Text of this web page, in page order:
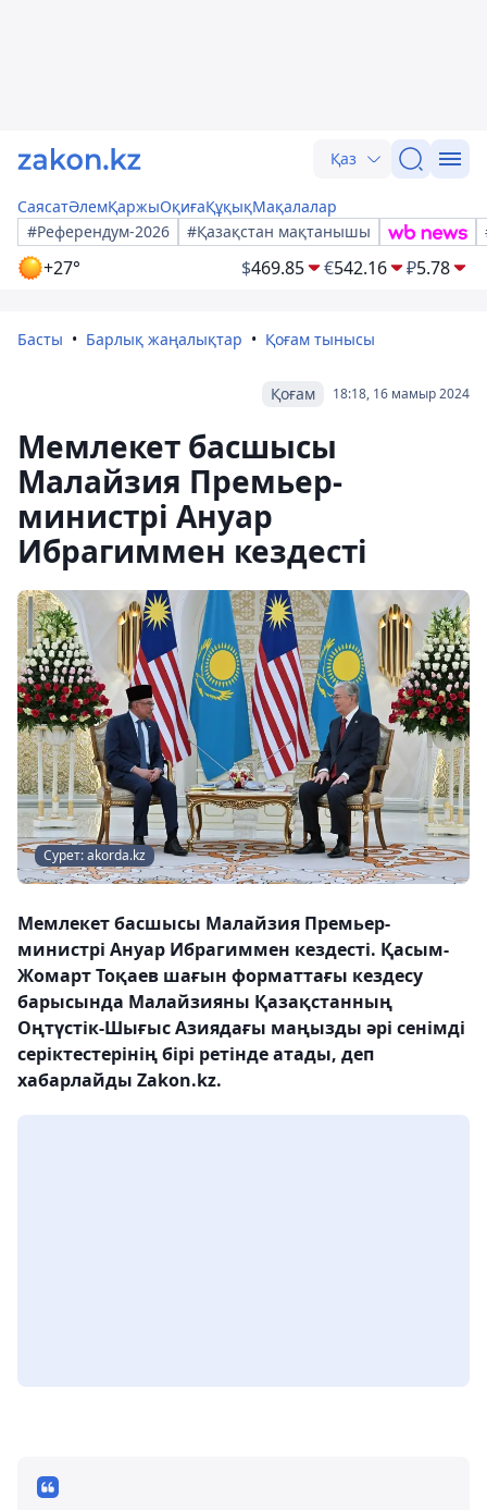
Қаз
СаясатӘлемҚаржыОқиғаҚұқықМақалалар
#Референдум-2026
#Қазақстан мақтанышы
+27° $469.85 €542.16 ₽5.78
Басты Барлық жаңалықтар Қоғам тынысы
18:18, 16 мамыр 2024
Қоғам
Мемлекет басшысы
Малайзия Премьер-
министрі Ануар
Ибрагиммен кездесті
Сурет: akorda.kz
Мемлекет басшысы Малайзия Премьер-
министрі Ануар Ибрагиммен кездесті. Қасым-
Жомарт Тоқаев шағын форматтағы кездесу
барысында Малайзияны Қазақстанның
Оңтүстік-Шығыс Азиядағы маңызды әрі сенімді
серіктестерінің бірі ретінде атады, деп
хабарлайды Zakon.kz.